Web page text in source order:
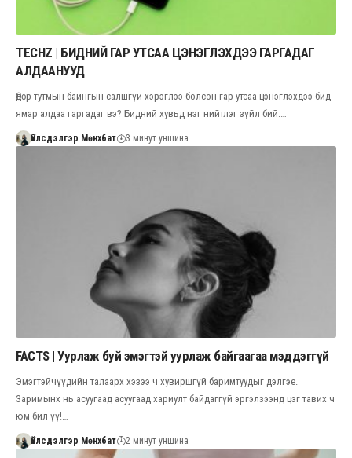
TECHZ | БИДНИЙ ГАР УТСАА ЦЭНЭГЛЭХДЭЭ ГАРГАДАГ
АЛДААНУУД
Өдөр тутмын байнгын салшгүй хэрэглээ болсон гар утсаа цэнэглэхдээ бид
ямар алдаа гаргадаг вэ? Бидний хувьд нэг нийтлэг зүйл бий.…
Үйлсдэлгэр Мөнхбат 3 минут уншина
FACTS | Уурлаж буй эмэгтэй уурлаж байгаагаа мэддэггүй
Эмэгтэйчүүдийн талаарх хэзээ ч хувиршгүй баримтуудыг дэлгэе.
Заримынх нь асуугаад асуугаад хариулт байдаггүй эргэлзээнд цэг тавих ч
юм бил үү!…
Үйлсдэлгэр Мөнхбат 2 минут уншина